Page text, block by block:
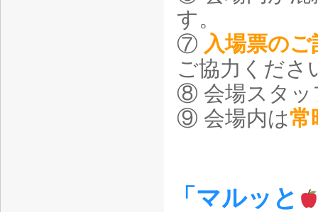
す。
⑦ 入場票のご
ご協力くださ
⑧ 会場スタッ
⑨ 会場内は常
「マルッと